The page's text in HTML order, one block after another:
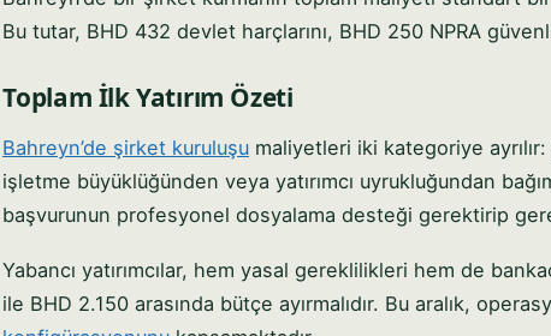
Bu tutar, BHD 432 devlet harçlarını, BHD 250 NPRA
Toplam İlk Yatırım Özeti
Bahreyn’de şirket kuruluşu maliyetleri iki kategoriye
işletme büyüklüğünden veya yatırımcı uyrukluğundan
başvurunun profesyonel dosyalama desteği gerektirip
Yabancı yatırımcılar, hem yasal gereklilikleri hem de
ile BHD 2.150 arasında bütçe ayırmalıdır. Bu aralık,